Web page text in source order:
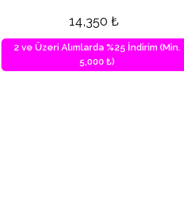
14,350₺
2 ve Üzeri Alımlarda %25 İndirim (Min.
5,000 ₺)